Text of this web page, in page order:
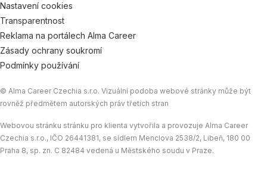
Nastavení cookies
Transparentnost
Reklama na portálech Alma Career
Zásady ochrany soukromí
Podmínky používání
© Alma Career Czechia s.r.o. Vizuální podoba webové stránky může být
rovněž předmětem autorských práv třetích stran
Webovou stránku stránku pro klienta vytvořila a provozuje Alma Career
Czechia s.r.o., IČO 26441381, se sídlem Menclova 2538/2, Libeň, 180 00
Praha 8, sp. zn. C 82484 vedená u Městského soudu v Praze.